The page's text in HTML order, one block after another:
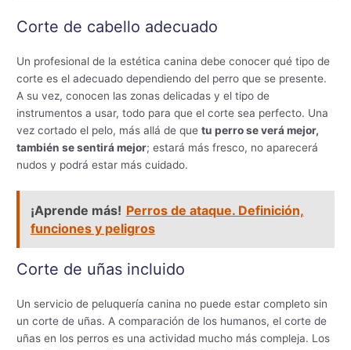
Corte de cabello adecuado
Un profesional de la estética canina debe conocer qué tipo de
corte es el adecuado dependiendo del perro que se presente.
A su vez, conocen las zonas delicadas y el tipo de
instrumentos a usar, todo para que el corte sea perfecto. Una
vez cortado el pelo, más allá de quetu perro se verá mejor,
también se sentirá mejor; estará más fresco, no aparecerá
nudos y podrá estar más cuidado.
¡Aprende más! Perros de ataque. Definición,
funciones y peligros
Corte de uñas incluido
Un servicio de peluquería canina no puede estar completo sin
un corte de uñas. A comparación de los humanos, el corte de
uñas en los perros es una actividad mucho más compleja. Los